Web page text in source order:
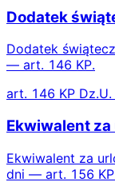
Dodatek
Dodatek
— art. 146 KP.
art. 146 KP
Ekwiwalent za
Ekwiwalent za
dni — art. 156